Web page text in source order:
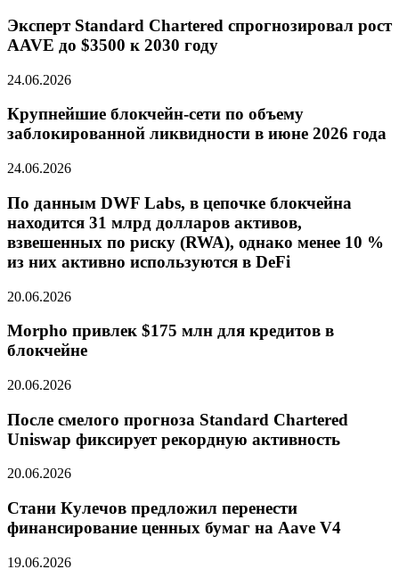
Эксперт Standard Chartered спрогнозировал рост
AAVE до $3500 к 2030 году
24.06.2026
Крупнейшие блокчейн-сети по объему
заблокированной ликвидности в июне 2026 года
24.06.2026
По данным DWF Labs, в цепочке блокчейна
находится 31 млрд долларов активов,
взвешенных по риску (RWA), однако менее 10 %
из них активно используются в DeFi
20.06.2026
Morpho привлек $175 млн для кредитов в
блокчейне
20.06.2026
После смелого прогноза Standard Chartered
Uniswap фиксирует рекордную активность
20.06.2026
Стани Кулечов предложил перенести
финансирование ценных бумаг на Aave V4
19.06.2026